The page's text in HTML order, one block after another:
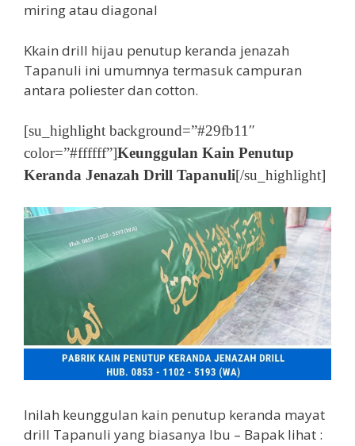
miring atau diagonal
Kkain drill hijau penutup keranda jenazah
Tapanuli ini umumnya termasuk campuran
antara poliester dan cotton.
[su_highlight background=”#29fb11″
color=”#ffffff”]Keunggulan Kain Penutup
Keranda Jenazah Drill Tapanuli[/su_highlight]
Inilah keunggulan kain penutup keranda mayat
drill Tapanuli yang biasanya Ibu – Bapak lihat :